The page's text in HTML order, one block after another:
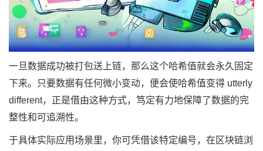
一旦数据成功被打包送上链，那么这个哈希值就会永久固定
下来。只要数据有任何微小变动，便会使哈希值变得 utterly
different，正是借由这种方式，笃定有力地保障了数据的完
整性和可追溯性。
于具体实际应用场景里，你可凭借该特定编号，在区块链浏